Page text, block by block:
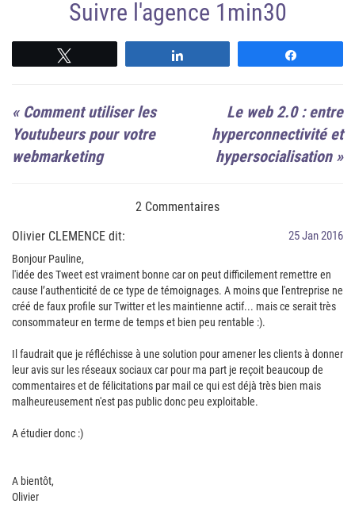
Suivre l'agence 1min30
« Comment utiliser les
Youtubeurs pour votre
webmarketing
Le web 2.0 : entre
hyperconnectivité et
hypersocialisation»
2 Commentaires
Olivier CLEMENCE dit:
25 Jan 2016
Bonjour Pauline,
l'idée des Tweet est vraiment bonne car on peut difficilement remettre en
cause l’authenticité de ce type de témoignages. A moins que l'entreprise ne
créé de faux profile sur Twitter et les maintienne actif... mais ce serait très
consommateur en terme de temps et bien peu rentable :).
Il faudrait que je réfléchisse à une solution pour amener les clients à donner
leur avis sur les réseaux sociaux car pour ma part je reçoit beaucoup de
commentaires et de félicitations par mail ce qui est déjà très bien mais
malheureusement n'est pas public donc peu exploitable.
A étudier donc :)
A bientôt,
Olivier